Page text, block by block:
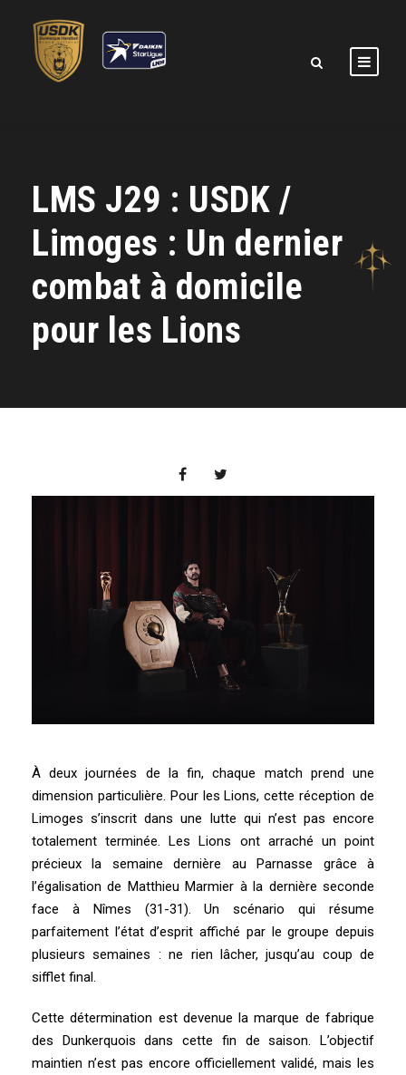
LMS J29 : USDK /
Limoges : Un dernier
combat à domicile
pour les Lions
À deux journées de la fin, chaque match prend une
dimension particulière. Pour les Lions, cette réception de
Limoges s’inscrit dans une lutte qui n’est pas encore
totalement terminée. Les Lions ont arraché un point
précieux la semaine dernière au Parnasse grâce à
l’égalisation de Matthieu Marmier à la dernière seconde
face à Nîmes (31-31). Un scénario qui résume
parfaitement l’état d’esprit affiché par le groupe depuis
plusieurs semaines : ne rien lâcher, jusqu’au coup de
sifflet final.
Cette détermination est devenue la marque de fabrique
des Dunkerquois dans cette fin de saison. L’objectif
maintien n’est pas encore officiellement validé, mais les